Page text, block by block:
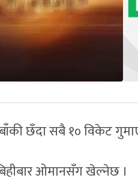
छँदा सबै १० विकेट
ओमानसँग खेल्नेछ ।